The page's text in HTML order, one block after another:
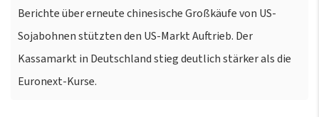
Berichte über erneute chinesische Großkäufe von US-
Sojabohnen stützten den US-Markt Auftrieb. Der
Kassamarkt in Deutschland stieg deutlich stärker als die
Euronext-Kurse.